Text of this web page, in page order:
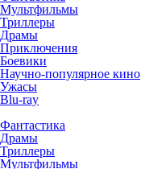
Мультфильмы
Триллеры
Драмы
Приключения
Боевики
Научно-популярное кино
Ужасы
Blu-ray
Фантастика
Драмы
Триллеры
Мультфильмы